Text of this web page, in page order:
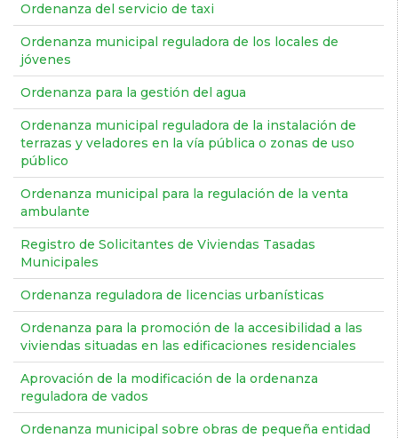
Ordenanza del servicio de taxi
Ordenanza municipal reguladora de los locales de
jóvenes
Ordenanza para la gestión del agua
Ordenanza municipal reguladora de la instalación de
terrazas y veladores en la vía pública o zonas de uso
público
Ordenanza municipal para la regulación de la venta
ambulante
Registro de Solicitantes de Viviendas Tasadas
Municipales
Ordenanza reguladora de licencias urbanísticas
Ordenanza para la promoción de la accesibilidad a las
viviendas situadas en las edificaciones residenciales
Aprovación de la modificación de la ordenanza
reguladora de vados
Ordenanza municipal sobre obras de pequeña entidad